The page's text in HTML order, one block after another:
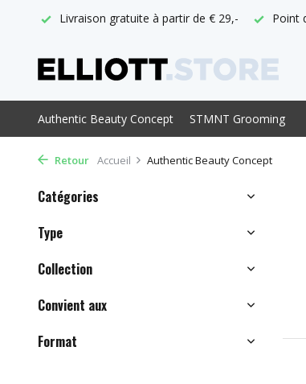
à partir de € 29,- Point de vente officiel d'ABC
Authentic Beauty Concept STMNT Grooming
Retour Accueil Authentic Beauty Concept
Catégories
Type
Collection
Convient aux
Format